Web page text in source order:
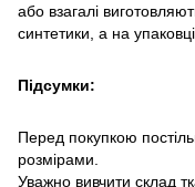
або взагалі
синтетики, а на
Підсумки:
Перед покупкою
розмірами.
Уважно вивчити склад